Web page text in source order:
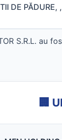
DE PĂDURE,
S.R.L.
🏢